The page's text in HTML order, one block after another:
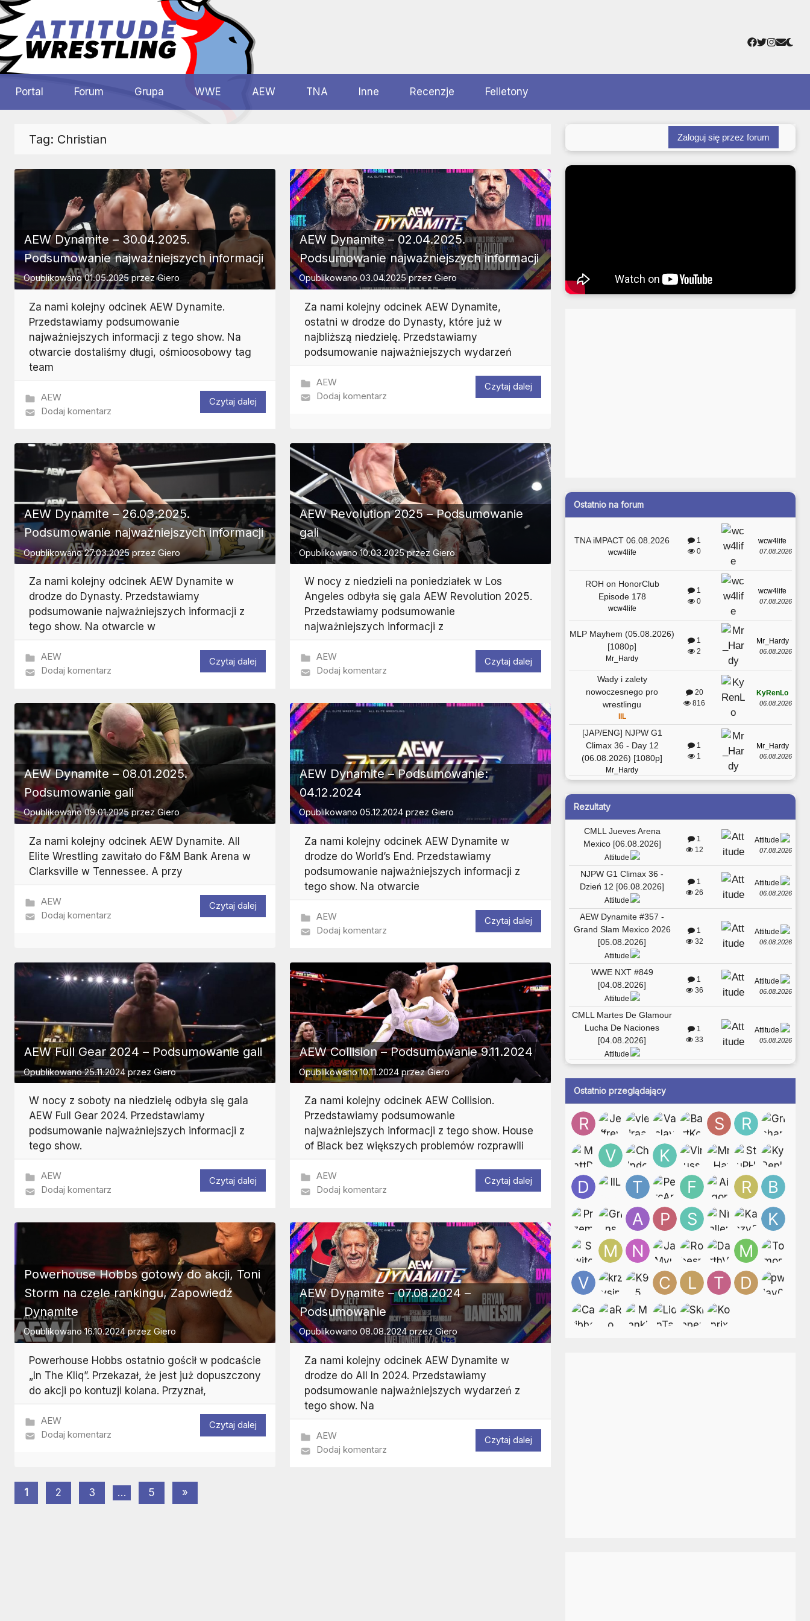
Przejdź
do
treści
Wrestling
Polska
Wrestlingu
Facebook
Twitter
Adres
Portal Forum Grupa WWE AEW TNA Inne Recenzje Felietony
Tag: Christian
AEW Dynamite – 30.04.2025.
Podsumowanie najważniejszych informacji
Opublikowano01.05.2025przezGiero
Za nami kolejny odcinek AEW Dynamite.
Przedstawiamy podsumowanie
najważniejszych informacji z tego show. Na
otwarcie dostaliśmy długi, ośmioosobowy tag
team
AEW
Dodaj komentarz
Czytaj dalej
AEW Dynamite – 02.04.2025.
Podsumowanie najważniejszych informacji
Opublikowano03.04.2025przezGiero
Za nami kolejny odcinek AEW Dynamite,
ostatni w drodze do Dynasty, które już w
najbliższą niedzielę. Przedstawiamy
podsumowanie najważniejszych wydarzeń
AEW
Dodaj komentarz
Czytaj dalej
AEW Dynamite – 26.03.2025.
Podsumowanie najważniejszych informacji
Opublikowano27.03.2025przez Giero
Za nami kolejny odcinek AEW Dynamite w
drodze do Dynasty. Przedstawiamy
podsumowanie najważniejszych informacji z
tego show. Na otwarcie w
AEW
Dodaj komentarz
Czytaj dalej
AEW Revolution 2025 – Podsumowanie
gali
Opublikowano10.03.2025przezGiero
W nocy z niedzieli na poniedziałek w Los
Angeles odbyła się gala AEW Revolution 2025.
Przedstawiamy podsumowanie
najważniejszych informacji z
AEW
Dodaj komentarz
Czytaj dalej
AEW Dynamite – 08.01.2025.
Podsumowanie gali
Opublikowano09.01.2025przezGiero
Za nami kolejny odcinek AEW Dynamite. All
Elite Wrestling zawitało do F&M Bank Arena w
Clarksville w Tennessee. A przy
AEW
Dodaj komentarz
Czytaj dalej
AEW Dynamite – Podsumowanie:
04.12.2024
Opublikowano05.12.2024 przezGiero
Za nami kolejny odcinek AEW Dynamite w
drodze do World’s End. Przedstawiamy
podsumowanie najważniejszych informacji z
tego show. Na otwarcie
AEW
Dodaj komentarz
Czytaj dalej
AEW Full Gear 2024 – Podsumowanie gali
Opublikowano25.11.2024przez Giero
W nocy z soboty na niedzielę odbyła się gala
AEW Full Gear 2024. Przedstawiamy
podsumowanie najważniejszych informacji z
tego show.
AEW
Dodaj komentarz
Czytaj dalej
AEW Collision – Podsumowanie 9.11.2024
Opublikowano10.11.2024 przezGiero
Za nami kolejny odcinek AEW Collision.
Przedstawiamy podsumowanie
najważniejszych informacji z tego show. House
of Black bez większych problemów rozprawili
AEW
Dodaj komentarz
Czytaj dalej
Powerhouse Hobbs gotowy do akcji, Toni
Storm na czele rankingu, Zapowiedź
Dynamite
Opublikowano16.10.2024przez Giero
Powerhouse Hobbs ostatnio gościł w podcaście
„In The Kliq”. Przekazał, że jest już dopuszczony
do akcji po kontuzji kolana. Przyznał,
AEW
Dodaj komentarz
Czytaj dalej
AEW Dynamite – 07.08.2024 –
Podsumowanie
Opublikowano08.08.2024przezGiero
Za nami kolejny odcinek AEW Dynamite w
drodze do All In 2024. Przedstawiamy
podsumowanie najważniejszych wydarzeń z
tego show. Na
AEW
Dodaj komentarz
Czytaj dalej
Stronicowanie
1 2 3 … 5
Następne
wpisy
»
Zaloguj się przez forum
Ostatnio na forum
TNA iMPACT 06.08.2026
wcw4life
1
0
wcw4life
07.08.2026
ROH on HonorClub
Episode 178
wcw4life
1
0
wcw4life
07.08.2026
MLP Mayhem (05.08.2026)
[1080p]
Mr_Hardy
1
2
Mr_Hardy
06.08.2026
Wady i zalety
nowoczesnego pro
wrestlingu
IIL
20
816
KyRenLo
06.08.2026
[JAP/ENG] NJPW G1
Climax 36 - Day 12
(06.08.2026) [1080p]
Mr_Hardy
1
1
Mr_Hardy
06.08.2026
Rezultaty
CMLL Jueves Arena
Mexico [06.08.2026]
Attitude
1
12
Attitude
07.08.2026
NJPW G1 Climax 36 -
Dzień 12 [06.08.2026]
Attitude
1
26
Attitude
06.08.2026
AEW Dynamite #357 -
Grand Slam Mexico 2026
[05.08.2026]
Attitude
1
32
Attitude
06.08.2026
WWE NXT #849
[04.08.2026]
Attitude
1
36
Attitude
06.08.2026
CMLL Martes De Glamour
Lucha De Naciones
[04.08.2026]
Attitude
1
33
Attitude
05.08.2026
Ostatnio przeglądający